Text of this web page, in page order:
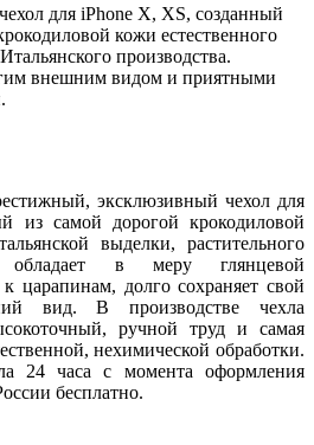
для iPhone X, XS, созданный
кожи естественного
производства.
внешним видом и приятными
эксклюзивный чехол для
из самой дорогой крокодиловой
выделки, растительного
обладает в меру глянцевой
царапинам, долго сохраняет свой
вид. В производстве чехла
ручной труд и самая
нехимической обработки.
24 часа с момента оформления
бесплатно.